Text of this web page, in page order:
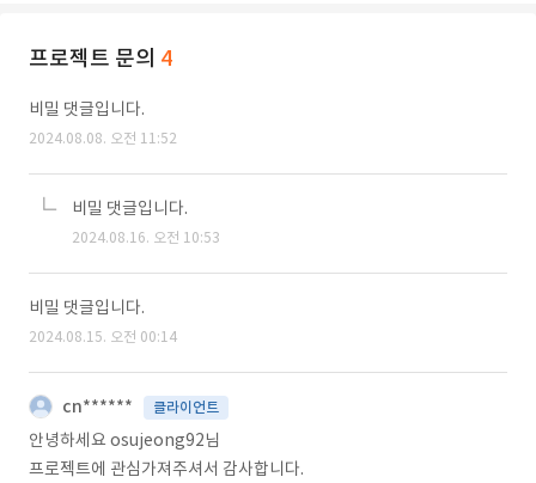
프로젝트 문의 4
비밀 댓글입니다.
2024.08.08. 오전 11:52
비밀 댓글입니다.
2024.08.16. 오전 10:53
비밀 댓글입니다.
2024.08.15. 오전 00:14
cn****** 클라이언트
안녕하세요 osujeong92님
프로젝트에 관심가져주셔서 감사합니다.